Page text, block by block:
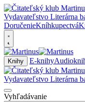
DoručenieKníhkupectvá
Knihy E-knihy
Vyhľadávanie